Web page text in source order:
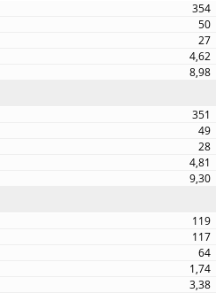
354
50
27
4,62
8,98
351
49
28
4,81
9,30
119
117
64
1,74
3,38